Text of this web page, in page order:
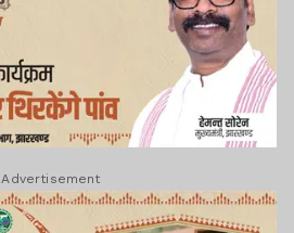
Advertisement